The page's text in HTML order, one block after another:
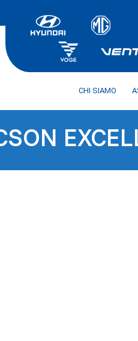
CHI SIAMO